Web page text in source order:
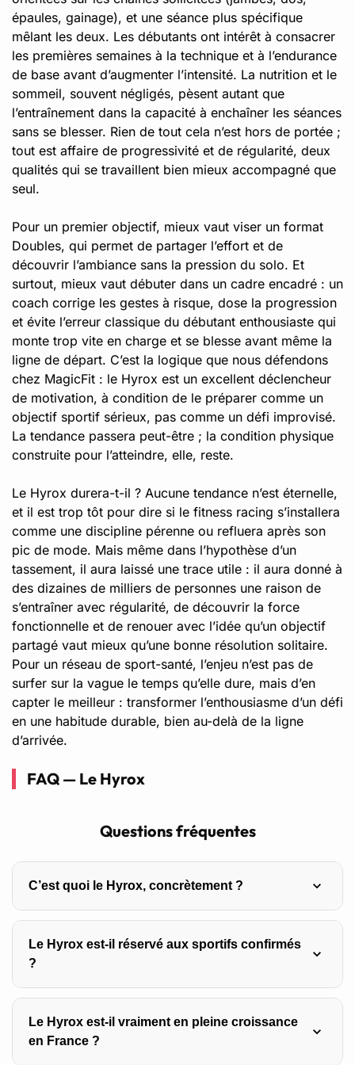
épaules, gainage), et une séance plus spécifique
mêlant les deux. Les débutants ont intérêt à consacrer
les premières semaines à la technique et à l’endurance
de base avant d’augmenter l’intensité. La nutrition et le
sommeil, souvent négligés, pèsent autant que
l’entraînement dans la capacité à enchaîner les séances
sans se blesser. Rien de tout cela n’est hors de portée ;
tout est affaire de progressivité et de régularité, deux
qualités qui se travaillent bien mieux accompagné que
seul.
Pour un premier objectif, mieux vaut viser un format
Doubles, qui permet de partager l’effort et de
découvrir l’ambiance sans la pression du solo. Et
surtout, mieux vaut débuter dans un cadre encadré : un
coach corrige les gestes à risque, dose la progression
et évite l’erreur classique du débutant enthousiaste qui
monte trop vite en charge et se blesse avant même la
ligne de départ. C’est la logique que nous défendons
chez MagicFit : le Hyrox est un excellent déclencheur
de motivation, à condition de le préparer comme un
objectif sportif sérieux, pas comme un défi improvisé.
La tendance passera peut-être ; la condition physique
construite pour l’atteindre, elle, reste.
Le Hyrox durera-t-il ? Aucune tendance n’est éternelle,
et il est trop tôt pour dire si le fitness racing s’installera
comme une discipline pérenne ou refluera après son
pic de mode. Mais même dans l’hypothèse d’un
tassement, il aura laissé une trace utile : il aura donné à
des dizaines de milliers de personnes une raison de
s’entraîner avec régularité, de découvrir la force
fonctionnelle et de renouer avec l’idée qu’un objectif
partagé vaut mieux qu’une bonne résolution solitaire.
Pour un réseau de sport-santé, l’enjeu n’est pas de
surfer sur la vague le temps qu’elle dure, mais d’en
capter le meilleur : transformer l’enthousiasme d’un défi
en une habitude durable, bien au-delà de la ligne
d’arrivée.
FAQ — Le Hyrox
Questions fréquentes
C’est quoi le Hyrox, concrètement ?
Une compétition de fitness au format identique partout : 8
kilomètres de course à pied (8 tours d’un kilomètre)
comme le SkiErg, la poussée de traîneau, le rameur ou
les wall balls. Elle existe en solo, en duo et en relais.
Le Hyrox est-il réservé aux sportifs confirmés
?
course, quel que soit leur niveau, et les départs en
Le Hyrox est-il vraiment en pleine croissance
en France ?